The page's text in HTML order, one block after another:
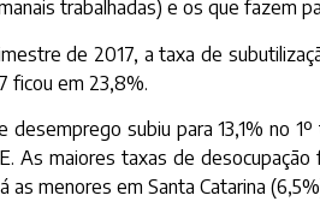
trabalhadas) e os que fazem
de 2017, a taxa de
ficou em 23,8%.
desemprego subiu para 13,1% no
As maiores taxas de desocupação
as menores em Santa Catarina